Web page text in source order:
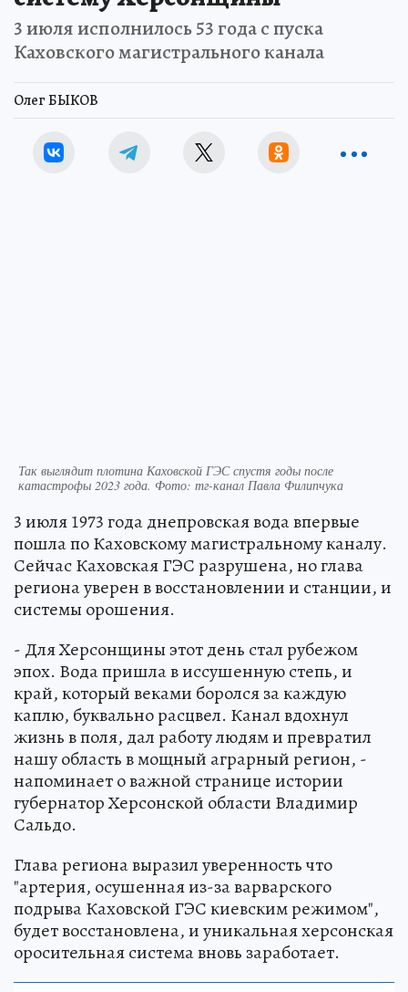
3 июля исполнилось 53 года с пуска
Каховского магистрального канала
Олег БЫКОВ
Так выглядит плотина Каховской ГЭС спустя годы после
катастрофы 2023 года. Фото: тг-канал Павла Филипчука
3 июля 1973 года днепровская вода впервые
пошла по Каховскому магистральному каналу.
Сейчас Каховская ГЭС разрушена, но глава
региона уверен в восстановлении и станции, и
системы орошения.
- Для Херсонщины этот день стал рубежом
эпох. Вода пришла в иссушенную степь, и
край, который веками боролся за каждую
каплю, буквально расцвел. Канал вдохнул
жизнь в поля, дал работу людям и превратил
нашу область в мощный аграрный регион, -
напоминает о важной странице истории
губернатор Херсонской области Владимир
Сальдо.
Глава региона выразил уверенность что
"артерия, осушенная из-за варварского
подрыва Каховской ГЭС киевским режимом",
будет восстановлена, и уникальная херсонская
оросительная система вновь заработает.